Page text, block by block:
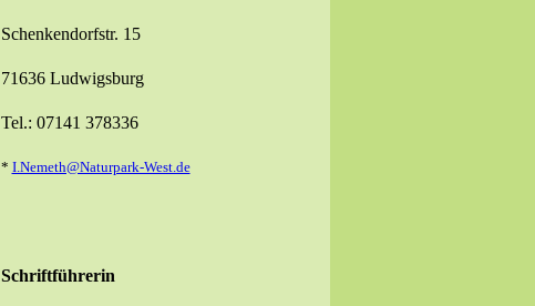
Schenkendorfstr. 15
71636 Ludwigsburg
Tel.: 07141 378336
* I.Nemeth@Naturpark-West.de
Schriftführerin